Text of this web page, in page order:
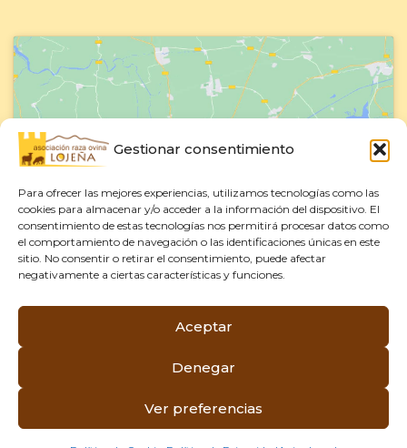
Gestionar consentimiento
Para ofrecer las mejores experiencias, utilizamos tecnologías como las
cookies para almacenar y/o acceder a la información del dispositivo. El
consentimiento de estas tecnologías nos permitirá procesar datos como
el comportamiento de navegación o las identificaciones únicas en este
sitio. No consentir o retirar el consentimiento, puede afectar
negativamente a ciertas características y funciones.
Aceptar
Denegar
Ver preferencias
Haz clic para aceptar cookies de
Política de Cookies
reservados